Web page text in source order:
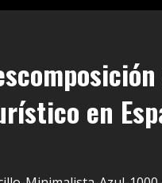
en